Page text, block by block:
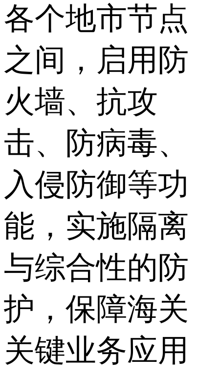
各个地市节点
之间，启用防
火墙、抗攻
击、防病毒、
入侵防御等功
能，实施隔离
与综合性的防
护，保障海关
关键业务应用